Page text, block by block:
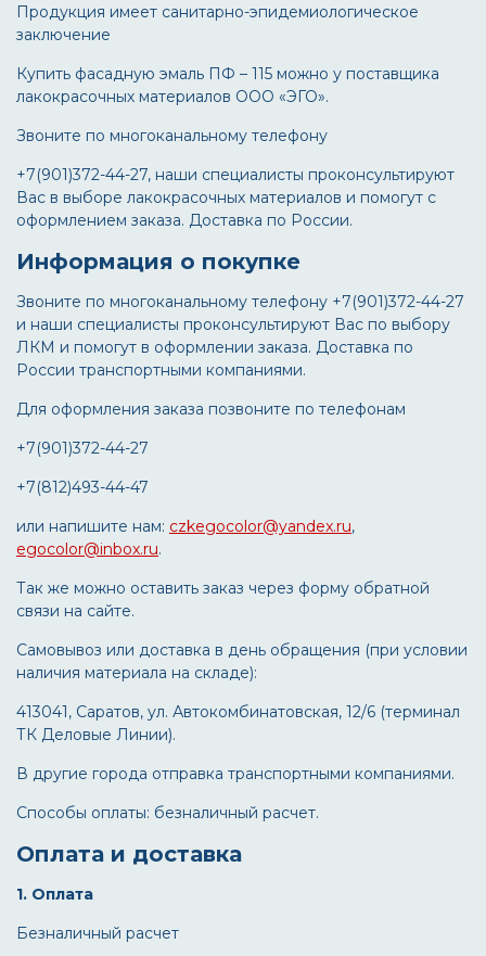
Продукция имеет санитарно-эпидемиологическое
заключение
Купить фасадную эмаль ПФ – 115 можно у поставщика
лакокрасочных материалов ООО «ЭГО».
Звоните по многоканальному телефону
+7(901)372-44-27, наши специалисты проконсультируют
Вас в выборе лакокрасочных материалов и помогут с
оформлением заказа. Доставка по России.
Информация о покупке
Звоните по многоканальному телефону +7(901)372-44-27
и наши специалисты проконсультируют Вас по выбору
ЛКМ и помогут в оформлении заказа. Доставка по
России транспортными компаниями.
Для оформления заказа позвоните по телефонам
+7(901)372-44-27
+7(812)493-44-47
или напишите нам: czkegocolor@yandex.ru,
egocolor@inbox.ru.
Так же можно оставить заказ через форму обратной
связи на сайте.
Самовывоз или доставка в день обращения (при условии
наличия материала на складе):
413041, Саратов, ул. Автокомбинатовская, 12/6 (терминал
ТК Деловые Линии).
В другие города отправка транспортными компаниями.
Способы оплаты: безналичный расчет.
Оплата и доставка
1. Оплата
Безналичный расчет